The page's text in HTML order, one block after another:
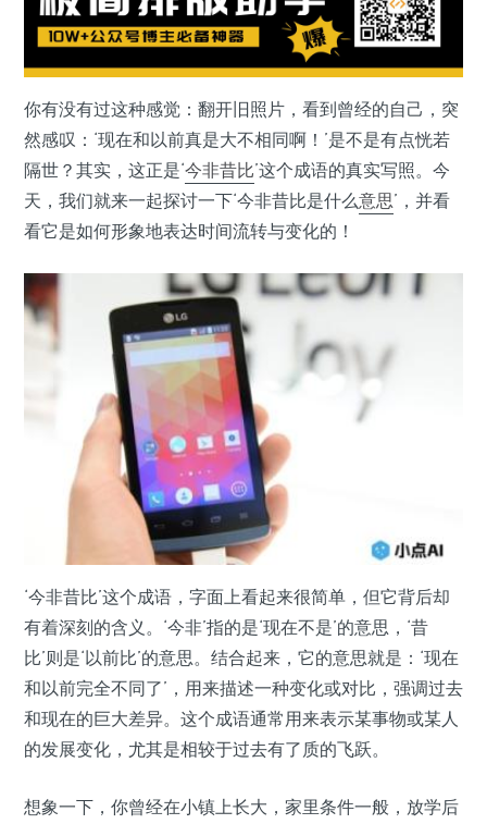
你有没有过这种感觉：翻开旧照片，看到曾经的自己，突
然感叹：‘现在和以前真是大不相同啊！’是不是有点恍若
隔世？其实，这正是‘今非昔比’这个成语的真实写照。今
天，我们就来一起探讨一下‘今非昔比是什么意思’，并看
看它是如何形象地表达时间流转与变化的！
‘今非昔比’这个成语，字面上看起来很简单，但它背后却
有着深刻的含义。‘今非’指的是‘现在不是’的意思，‘昔
比’则是‘以前比’的意思。结合起来，它的意思就是：‘现在
和以前完全不同了’，用来描述一种变化或对比，强调过去
和现在的巨大差异。这个成语通常用来表示某事物或某人
的发展变化，尤其是相较于过去有了质的飞跃。
想象一下，你曾经在小镇上长大，家里条件一般，放学后